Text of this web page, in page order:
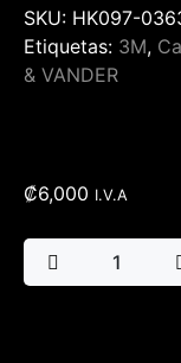
SKU: HK097-
Etiquetas: 3M,
& VANDER
₡6,000 I.V.A